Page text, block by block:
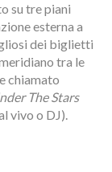
su tre piani
esterna a
dei biglietti
tra le
chiamato
The Stars
vivo o DJ).